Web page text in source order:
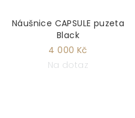
Náušnice CAPSULE puzeta
Black
4 000 Kč
Na dotaz